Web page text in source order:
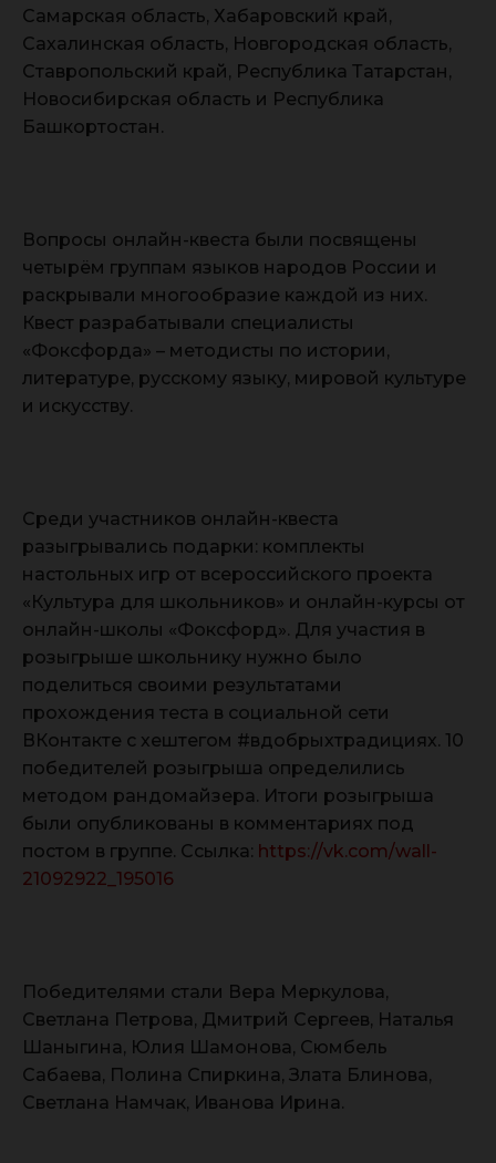
Самарская область, Хабаровский край,
Сахалинская область, Новгородская область,
Ставропольский край, Республика Татарстан,
Новосибирская область и Республика
Башкортостан.
Вопросы онлайн-квеста были посвящены
четырём группам языков народов России и
раскрывали многообразие каждой из них.
Квест разрабатывали специалисты
«Фоксфорда» – методисты по истории,
литературе, русскому языку, мировой культуре
и искусству.
Среди участников онлайн-квеста
разыгрывались подарки: комплекты
настольных игр от всероссийского проекта
«Культура для школьников» и онлайн-курсы от
онлайн-школы «Фоксфорд». Для участия в
розыгрыше школьнику нужно было
поделиться своими результатами
прохождения теста в социальной сети
ВКонтакте с хештегом #вдобрыхтрадициях. 10
победителей розыгрыша определились
методом рандомайзера. Итоги розыгрыша
были опубликованы в комментариях под
постом в группе. Ссылка: https://vk.com/wall-
21092922_195016
Победителями стали Вера Меркулова,
Светлана Петрова, Дмитрий Сергеев, Наталья
Шаныгина, Юлия Шамонова, Сюмбель
Сабаева, Полина Спиркина, Злата Блинова,
Светлана Намчак, Иванова Ирина.